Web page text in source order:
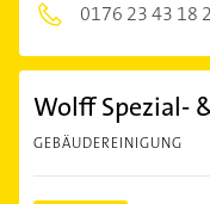
0176 23 43 18
Wolff Spezial-
GEBÄUDEREINIGUNG